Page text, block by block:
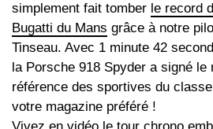
simplement fait tomber le record
Bugatti du Mans grâce à notre
Tinseau. Avec 1 minute 42
la Porsche 918 Spyder a signé le
référence des sportives du
votre magazine préféré !